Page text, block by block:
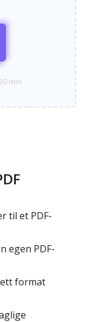
min
til et PDF-
egen PDF-
format